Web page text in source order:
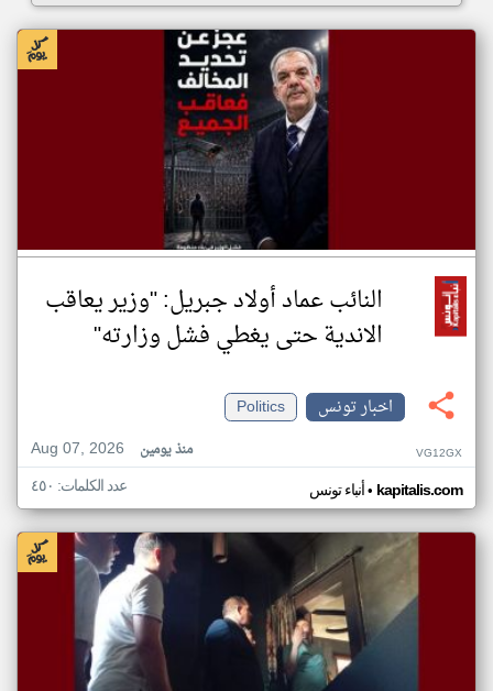
النائب عماد أولاد جبريل: "وزير يعاقب
الاندية حتى يغطي فشل وزارته"
اخبار تونس
Politics
Aug 07, 2026
منذ يومين VG12GX
أنباء تونس• kapitalis.com عدد الكلمات: ٤٥٠